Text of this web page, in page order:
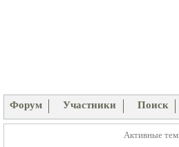
Форум Участники Поиск
Активные